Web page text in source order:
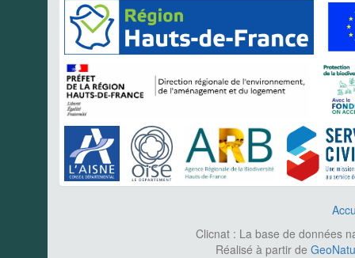
Clicnat : La base de données
Réalisé à partir de